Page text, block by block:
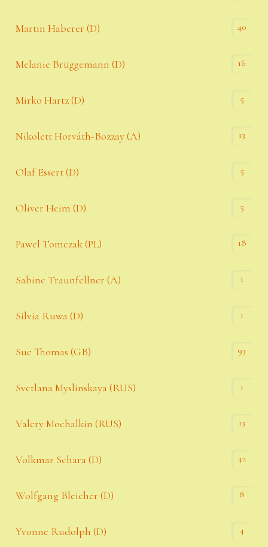
Martin Haberer (D) 40
Melanie Brüggemann (D) 16
Mirko Hartz (D) 5
Nikolett Horváth-Bozzay (A) 13
Olaf Essert (D) 5
Oliver Heim (D) 5
Pawel Tomczak (PL) 18
Sabine Traunfellner (A) 1
Silvia Ruwa (D) 1
Sue Thomas (GB) 93
Svetlana Myslinskaya (RUS) 1
Valery Mochalkin (RUS) 13
Volkmar Schara (D) 42
Wolfgang Bleicher (D) 8
Yvonne Rudolph (D) 4